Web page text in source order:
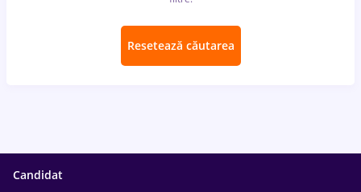
Resetează căutarea
Candidat